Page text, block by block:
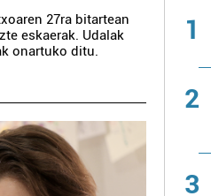
27ra bitartean
eskaerak. Udalak
onartuko ditu.
1
2
3